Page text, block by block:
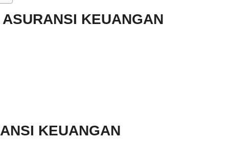
KEUANGAN
KEUANGAN